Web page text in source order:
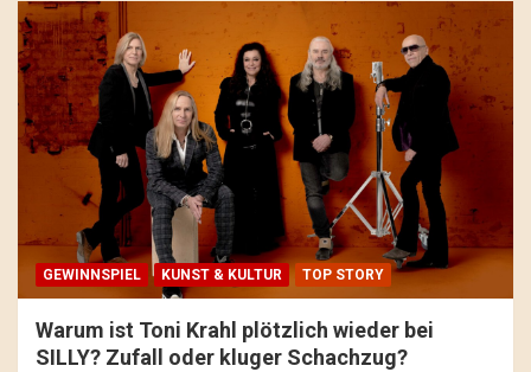
GEWINNSPIEL KUNST & KULTUR TOP STORY
Warum ist Toni Krahl plötzlich wieder bei
SILLY? Zufall oder kluger Schachzug?